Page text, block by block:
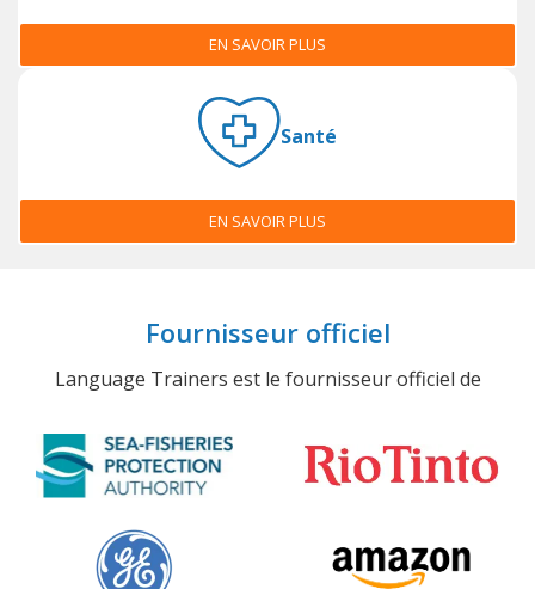
EN SAVOIR PLUS
Santé
EN SAVOIR PLUS
Fournisseur officiel
Language Trainers est le fournisseur officiel de